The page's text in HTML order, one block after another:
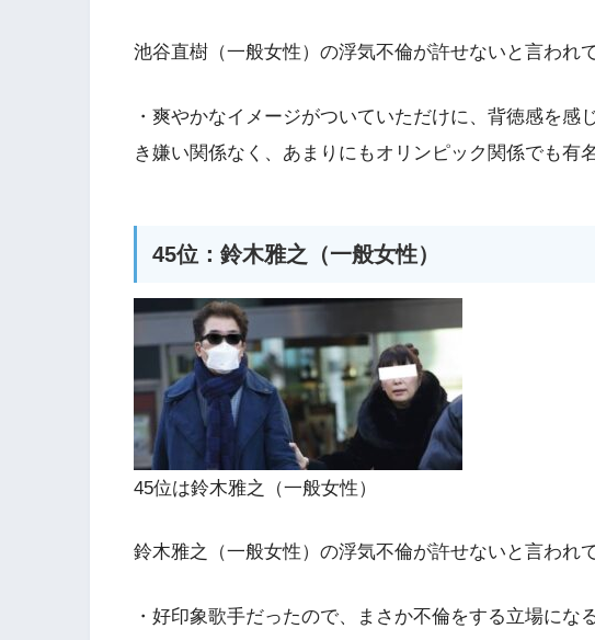
池谷直樹（一般女性）の浮気不倫が許せないと言われ
・爽やかなイメージがついていただけに、背徳感を感
き嫌い関係なく、あまりにもオリンピック関係でも有
45位：鈴木雅之（一般女性）
45位は鈴木雅之（一般女性）
鈴木雅之（一般女性）の浮気不倫が許せないと言われ
・好印象歌手だったので、まさか不倫をする立場にな